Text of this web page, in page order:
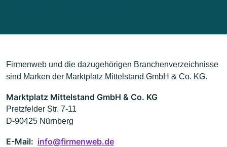
Firmenweb und die dazugehörigen Branchenverzeichnisse
sind Marken der Marktplatz Mittelstand GmbH & Co. KG.
Marktplatz Mittelstand GmbH & Co. KG
Pretzfelder Str. 7-11
D-90425 Nürnberg
E-Mail: info@firmenweb.de